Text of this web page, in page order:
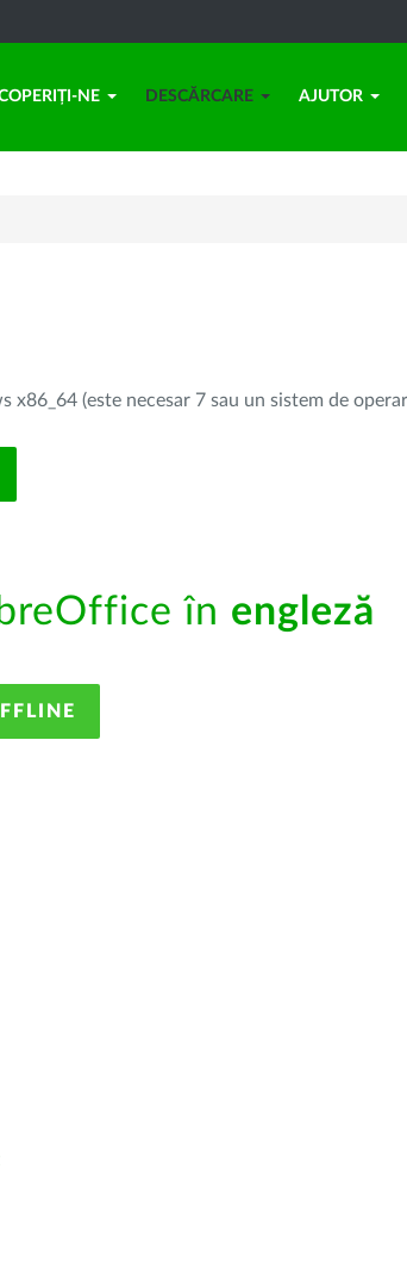
NE DESCĂRCARE AJUTOR
(este necesar 7 sau un sistem de
în engleză